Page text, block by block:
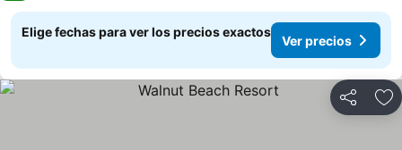
Elige fechas para ver los precios exactos
Ver precios
Compartir